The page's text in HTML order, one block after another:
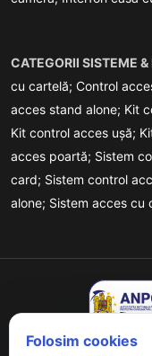
CATEGORII SISTEME
cu cartelă; Control
acces stand alone; Kit
Kit control acces ușă;
acces poartă; Sistem
card; Sistem control
alone; Sistem acces cu
Folosim cookies